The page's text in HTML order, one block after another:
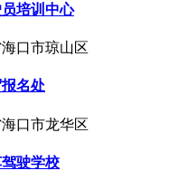
培训中心
口市琼山区
名处
口市龙华区
驶学校